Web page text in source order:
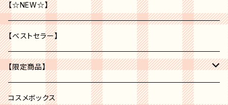
【☆NEW☆】
【ベストセラー】
【限定商品】
福袋
コスメボックス